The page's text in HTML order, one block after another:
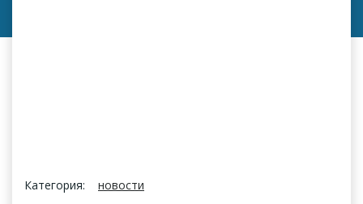
Категория:
новости